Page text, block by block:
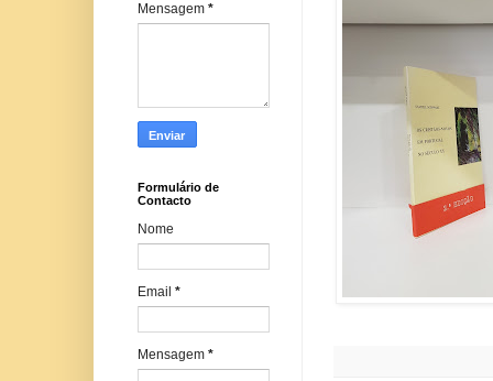
Mensagem *
Formulário de
Contacto
Nome
Email *
Mensagem *